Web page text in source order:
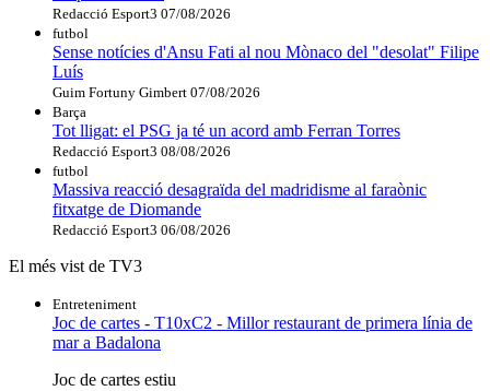
Redacció Esport3 07/08/2026
futbol
Sense notícies d'Ansu Fati al nou Mònaco del "desolat" Filipe
Luís
Guim Fortuny Gimbert 07/08/2026
Barça
Tot lligat: el PSG ja té un acord amb Ferran Torres
Redacció Esport3 08/08/2026
futbol
Massiva reacció desagraïda del madridisme al faraònic
fitxatge de Diomande
Redacció Esport3 06/08/2026
El més vist de TV3
Entreteniment
Joc de cartes - T10xC2 - Millor restaurant de primera línia de
mar a Badalona
Joc de cartes estiu